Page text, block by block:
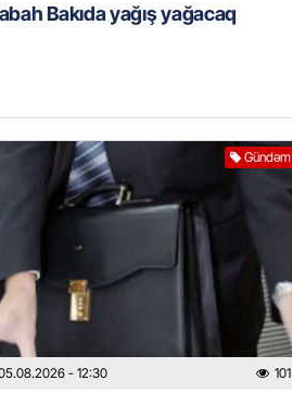
Bakıda yağış yağacaq
Gündəm
- 12:30 101